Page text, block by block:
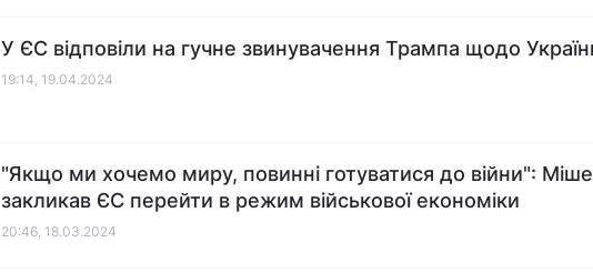
У ЄС відповіли на гучне звинувачення Трампа щодо
19:14, 19.04.2024
"Якщо ми хочемо миру, повинні готуватися до війни":
закликав ЄС перейти в режим військової економіки
20:46, 18.03.2024